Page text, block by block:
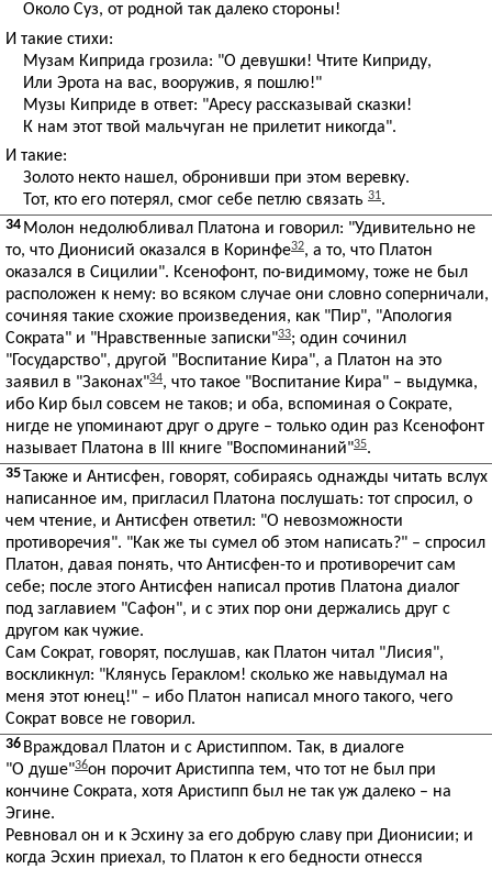
Около Суз, от родной так далеко стороны!
И такие стихи:
Музам Киприда грозила: "О девушки! Чтите Киприду,
Или Эрота на вас, вооружив, я пошлю!"
Музы Киприде в ответ: "Аресу рассказывай сказки!
К нам этот твой мальчуган не прилетит никогда".
И такие:
Золото некто нашел, обронивши при этом веревку.
Тот, кто его потерял, смог себе петлю связать 31.
34 Молон недолюбливал Платона и говорил: "Удивительно не
то, что Дионисий оказался в Коринфе32, а то, что Платон
оказался в Сицилии". Ксенофонт, по-видимому, тоже не был
расположен к нему: во всяком случае они словно соперничали,
сочиняя такие схожие произведения, как "Пир", "Апология
Сократа" и "Нравственные записки"33; один сочинил
"Государство", другой "Воспитание Кира", а Платон на это
заявил в "Законах"34, что такое "Воспитание Кира" – выдумка,
ибо Кир был совсем не таков; и оба, вспоминая о Сократе,
нигде не упоминают друг о друге – только один раз Ксенофонт
называет Платона в III книге "Воспоминаний"35.
35 Также и Антисфен, говорят, собираясь однажды читать вслух
написанное им, пригласил Платона послушать: тот спросил, о
чем чтение, и Антисфен ответил: "О невозможности
противоречия". "Как же ты сумел об этом написать?" – спросил
Платон, давая понять, что Антисфен-то и противоречит сам
себе; после этого Антисфен написал против Платона диалог
под заглавием "Сафон", и с этих пор они держались друг с
другом как чужие.
Сам Сократ, говорят, послушав, как Платон читал "Лисия",
воскликнул: "Клянусь Гераклом! сколько же навыдумал на
меня этот юнец!" – ибо Платон написал много такого, чего
Сократ вовсе не говорил.
36 Враждовал Платон и с Аристиппом. Так, в диалоге
"О душе"36он порочит Аристиппа тем, что тот не был при
кончине Сократа, хотя Аристипп был не так уж далеко – на
Эгине.
Ревновал он и к Эсхину за его добрую славу при Дионисии; и
когда Эсхин приехал, то Платон к его бедности отнесся